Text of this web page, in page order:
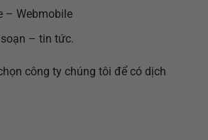
– Webmobile
– tin tức.
công ty chúng tôi để có dịch